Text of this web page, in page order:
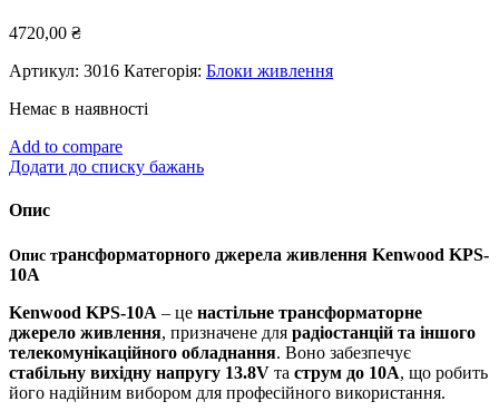
4720,00 ₴
Артикул: 3016 Категорія: Блоки живлення
Немає в наявності
Add to compare
Додати до списку бажань
Опис
Опис трансформаторного джерела живлення Kenwood KPS-
10A
Kenwood KPS-10A – це настільне трансформаторне
джерело живлення, призначене для радіостанцій та іншого
телекомунікаційного обладнання. Воно забезпечує
стабільну вихідну напругу 13.8V та струм до 10A, що робить
його надійним вибором для професійного використання.